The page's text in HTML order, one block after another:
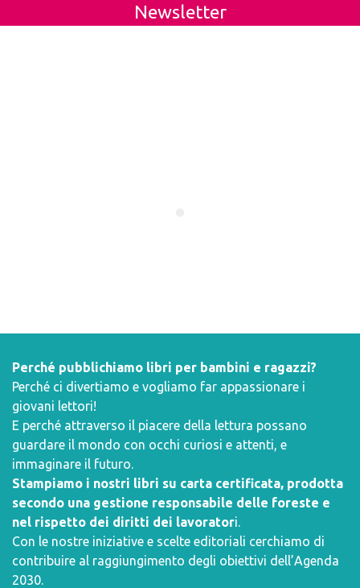
Newsletter
Perché pubblichiamo libri per bambini e ragazzi?
Perché ci divertiamo e vogliamo far appassionare i
giovani lettori!
E perché attraverso il piacere della lettura possano
guardare il mondo con occhi curiosi e attenti, e
immaginare il futuro.
Stampiamo i nostri libri su carta certificata, prodotta
secondo una gestione responsabile delle foreste e
nel rispetto dei diritti dei lavoratori.
Con le nostre iniziative e scelte editoriali cerchiamo di
contribuire al raggiungimento degli obiettivi dell’Agenda
2030